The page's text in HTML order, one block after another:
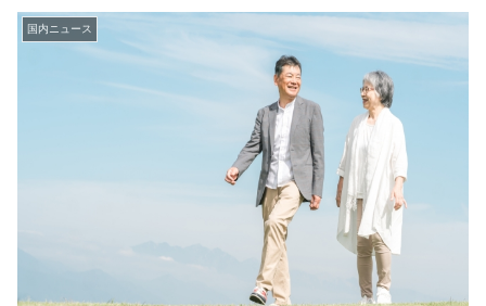
国内ニュース